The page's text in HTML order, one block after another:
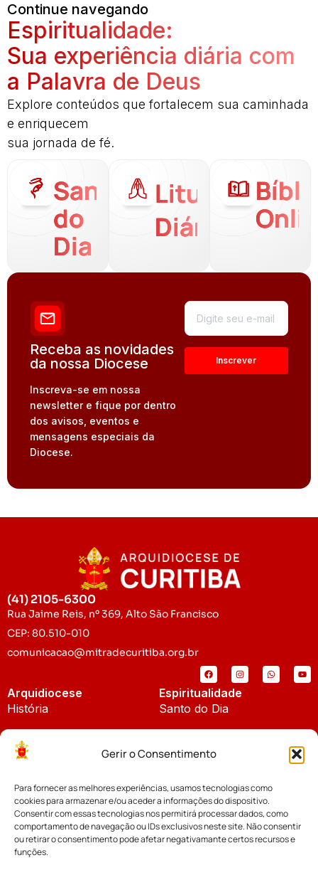
Gerir o Consentimento
Para fornecer as melhores experiências, usamos tecnologias como
cookies para armazenar e/ou aceder a informações do dispositivo.
Consentir com essas tecnologias nos permitirá processar dados, como
comportamento de navegação ou IDs exclusivos neste site. Não consentir
ou retirar o consentimento pode afetar negativamante certos recursos e
funções.
Continue navegando
Espiritualidade:
Sua experiência diária com
a Palavra de Deus
Explore conteúdos que fortalecem sua caminhada
e enriquecem
sua jornada de fé.
Santo
do
Dia
Liturgia
Diária
Receba as novidades
da nossa Diocese
Inscreva-se em nossa
newsletter e fique por dentro
dos avisos, eventos e
mensagens especiais da
Diocese.
(41) 2105-6300
Rua Jaime Reis, nº 369, Alto São Francisco
CEP: 80.510-010
comunicacao@mitradecuritiba.org.br
Arquidiocese
História
Padroeira
Espiritualidade
Santo do Dia
Notícias
Notícias da Arquidiocese
Notícias Cáritas
Cúria Diocesana
Fundo Diocesano